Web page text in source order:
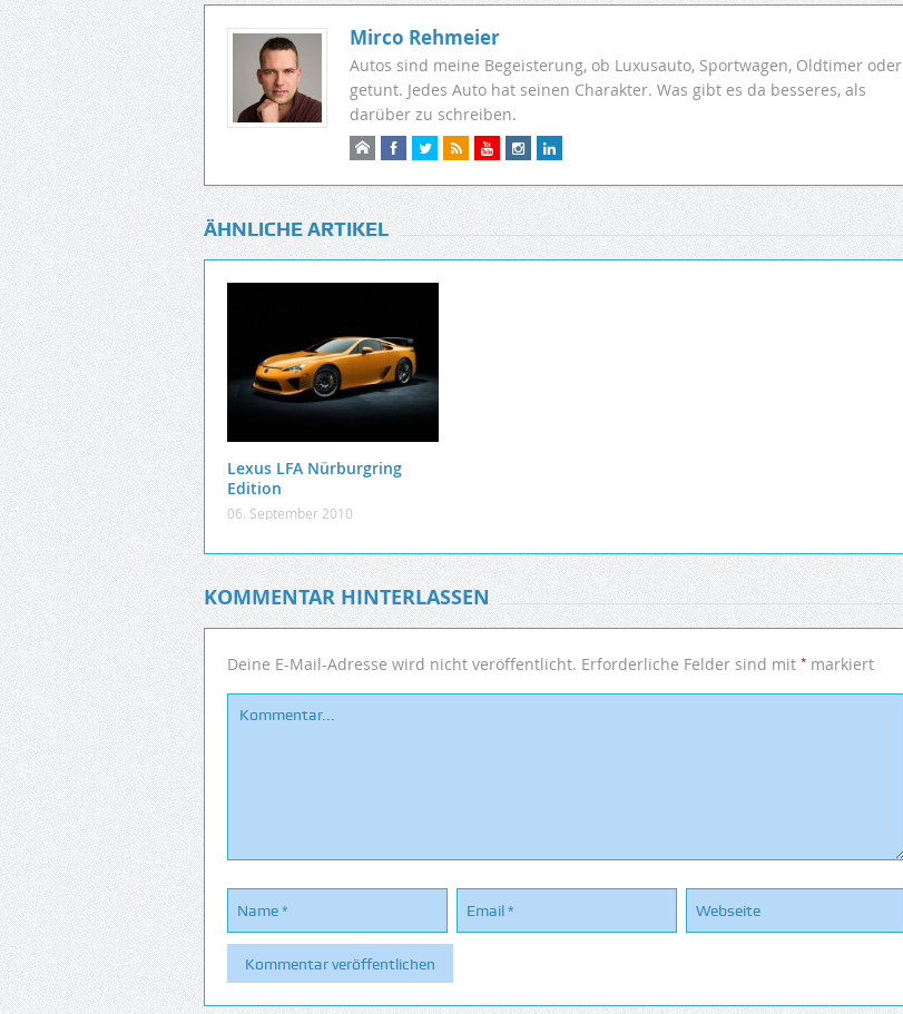
Mirco Rehmeier
Autos sind meine Begeisterung, ob Luxusauto, Sportwagen, Oldtimer oder
getunt. Jedes Auto hat seinen Charakter. Was gibt es da besseres, als
darüber zu schreiben.
ÄHNLICHE ARTIKEL
Lexus LFA Nürburgring
Edition
06. September 2010
KOMMENTAR HINTERLASSEN
Deine E-Mail-Adresse wird nicht veröffentlicht. Erforderliche Felder sind mit * markiert